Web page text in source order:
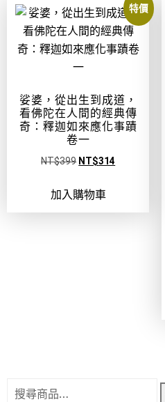
特價
娑婆，從出生到成道，
看佛陀在人間的經典傳
奇：釋迦如來應化事蹟
卷一
NT$399 NT$314
加入購物車